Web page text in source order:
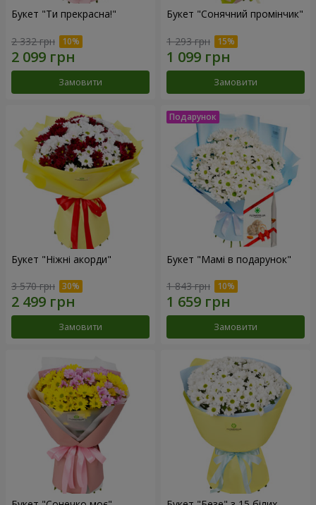
Букет "Ти прекрасна!"
2 332 грн
Замовити
Букет "Сонячний промінчик"
1 293 грн
Замовити
Букет "Ніжні акорди"
3 570 грн
Замовити
Букет "Мамі в подарунок"
1 843 грн
Замовити